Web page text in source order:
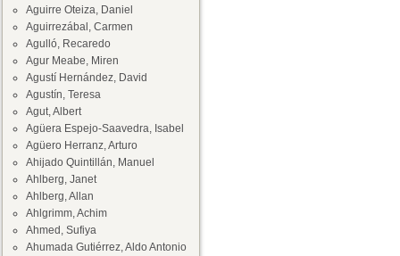
Aguirre Oteiza, Daniel
Aguirrezábal, Carmen
Agulló, Recaredo
Agur Meabe, Miren
Agustí Hernández, David
Agustín, Teresa
Agut, Albert
Agüera Espejo-Saavedra, Isabel
Agüero Herranz, Arturo
Ahijado Quintillán, Manuel
Ahlberg, Janet
Ahlberg, Allan
Ahlgrimm, Achim
Ahmed, Sufiya
Ahumada Gutiérrez, Aldo Antonio